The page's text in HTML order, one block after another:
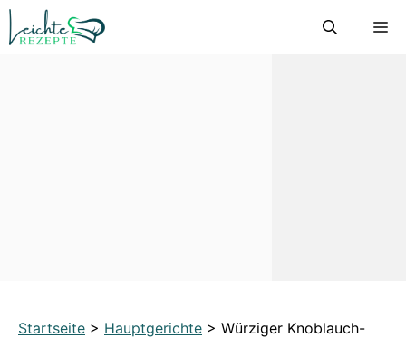
Zum
Inhalt
Startseite > Hauptgerichte > Würziger Knoblauch-